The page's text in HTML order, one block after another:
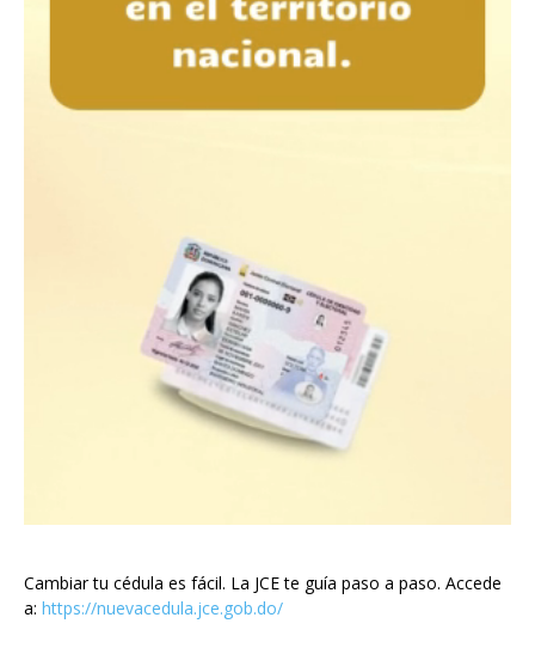
Cambiar tu cédula es fácil. La JCE te guía paso a paso. Accede
a: https://nuevacedula.jce.gob.do/